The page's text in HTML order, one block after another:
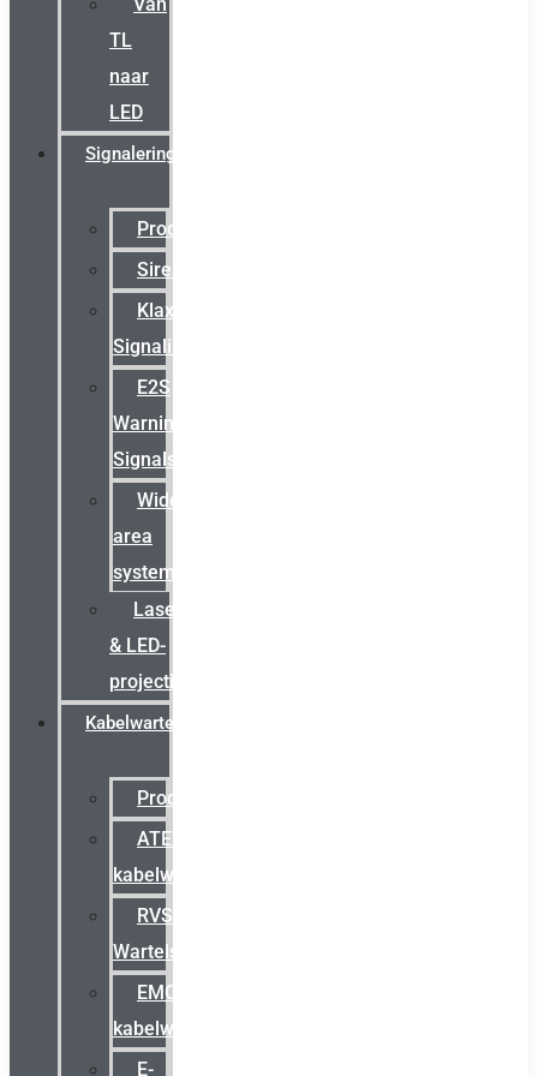
TL
naar
LED
Signalering
Productcatalogus
Sirena
Klaxon
Signaling
E2S
Warning
Signals
Wide
area
systemen
Laserbelijning
& LED-
projectie
Kabelwartels
Productcatalogus
ATEX
kabelwartels
RVS
Wartels
EMC
kabelwartels
E-